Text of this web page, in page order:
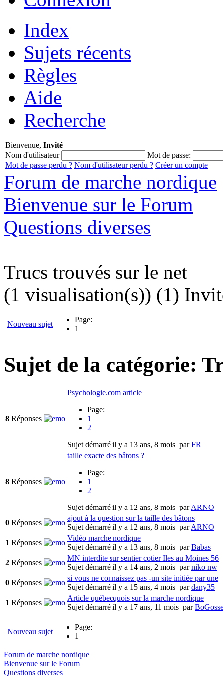
Index
Sujets récents
Règles
Aide
Recherche
Bienvenue, Invité
Nom d'utilisateur
Mot de passe:
Mot de passe perdu ? Nom d'utilisateur perdu ? Créer un compte
Forum de marche nordique
Bienvenue sur le Forum
Questions diverses
Trucs trouvés sur le net
(1 visualisation(s)) (1)
Nouveau sujet
Page:
1
Sujet de la catégorie:
8 Réponses
Psychologie.com article
Page:
1
2
Sujet démarré il y a 13 ans, 8 mois parFR
8 Réponses
taille exacte des bâtons ?
Page:
1
2
Sujet démarré il y a 12 ans, 8 mois parARNO
0 Réponses
ajout à la question sur la taille des bâtons
Sujet démarré il y a 12 ans, 8 mois parARNO
1 Réponses
Vidéo marche nordique
Sujet démarré il y a 13 ans, 8 mois parBabas
2 Réponses
MN interdite sur sentier cotier Iles au Moines 56
Sujet démarré il y a 14 ans, 2 mois parniko nw
0 Réponses
si vous ne connaissez pas -un site initiée par une
Sujet démarré il y a 15 ans, 4 mois pardany35
1 Réponses
Article québecquois sur la marche nordique
Sujet démarré il y a 17 ans, 11 mois par
Nouveau sujet
Page:
1
Forum de marche nordique
Bienvenue sur le Forum
Questions diverses